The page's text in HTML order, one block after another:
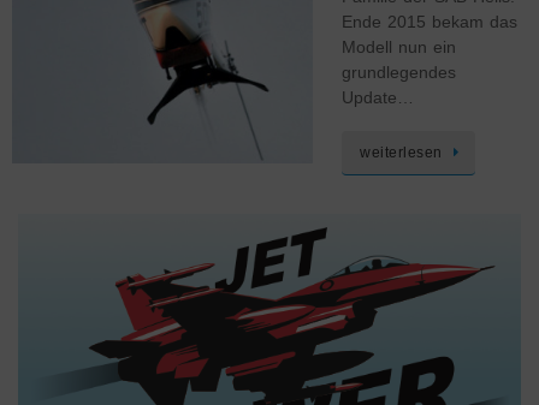
Ende 2015 bekam das
Modell nun ein
grundlegendes
Update…
weiterlesen